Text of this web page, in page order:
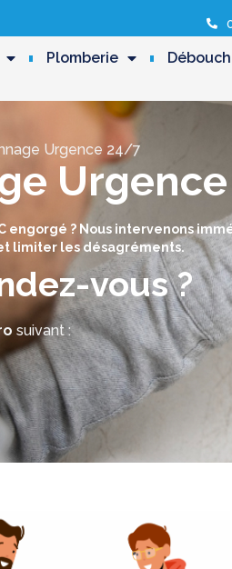
Plomberie
Urgence 24/7
engorgé ? Nous intervenons
limiter les désagréments.
vous ?
suivant :